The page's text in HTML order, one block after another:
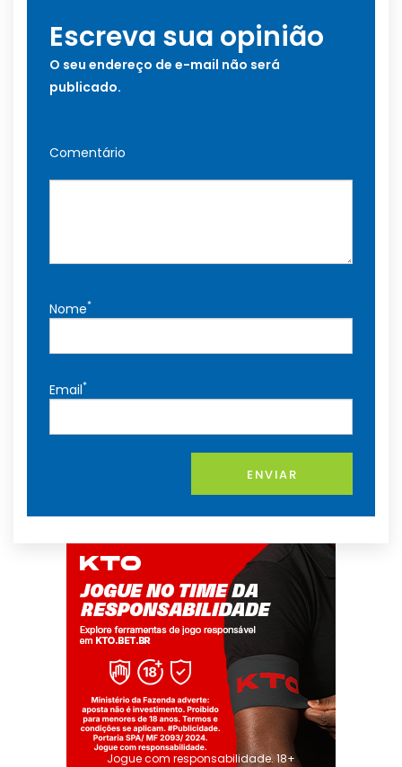
Escreva sua opinião
O seu endereço de e-mail não será
publicado.
Comentário
Nome*
Email*
ENVIAR
Jogue com responsabilidade. 18+